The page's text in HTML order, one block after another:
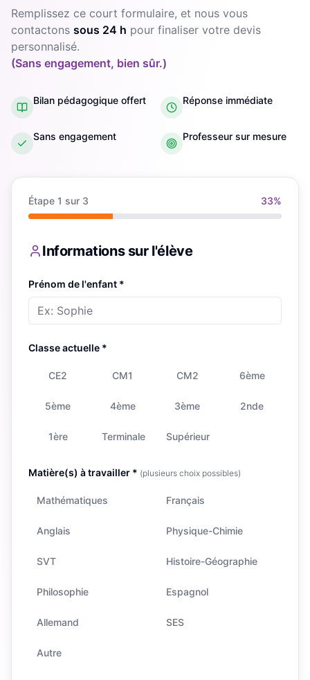
Remplissez ce court formulaire, et nous vous
contactons sous 24 h pour finaliser votre devis
personnalisé.
(Sans engagement, bien sûr.)
Bilan pédagogique offert Réponse immédiate
Sans engagement Professeur sur mesure
Étape 1 sur 3 33%
Informations sur l'élève
Prénom de l'enfant *
Classe actuelle *
CE2 CM1 CM2 6ème
5ème 4ème 3ème 2nde
1ère Terminale Supérieur
Matière(s) à travailler * (plusieurs choix possibles)
Mathématiques Français
Anglais Physique-Chimie
SVT Histoire-Géographie
Philosophie Espagnol
Allemand SES
Autre